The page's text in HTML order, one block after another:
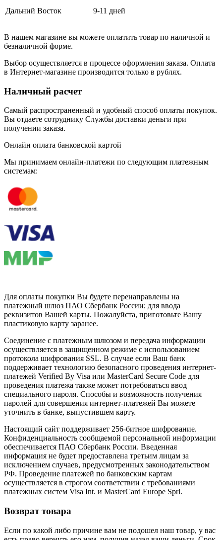
Дальний Восток 9-11 дней
В нашем магазине вы можете оплатить товар по наличной и
безналичной форме.
Выбор осуществляется в процессе оформления заказа. Оплата
в Интернет-магазине производится только в рублях.
Наличный расчет
Самый распространенный и удобный способ оплаты покупок.
Вы отдаете сотруднику Службы доставки деньги при
получении заказа.
Онлайн оплата банковской картой
Мы принимаем онлайн-платежи по cледующим платежным
системам:
Для оплаты покупки Вы будете перенаправлены на
платежный шлюз ПАО Сбербанк России; для ввода
реквизитов Вашей карты. Пожалуйста, приготовьте Вашу
пластиковую карту заранее.
Соединение с платежным шлюзом и передача информации
осуществляется в защищенном режиме с использованием
протокола шифрования SSL. В случае если Ваш банк
поддерживает технологию безопасного проведения интернет-
платежей Verified By Visa или MasterCard Secure Code для
проведения платежа также может потребоваться ввод
специального пароля. Способы и возможность получения
паролей для совершения интернет-платежей Вы можете
уточнить в банке, выпустившем карту.
Настоящий сайт поддерживает 256-битное шифрование.
Конфиденциальность сообщаемой персональной информации
обеспечивается ПАО Сбербанк России. Введенная
информация не будет предоставлена третьим лицам за
исключением случаев, предусмотренных законодательством
РФ. Проведение платежей по банковским картам
осуществляется в строгом соответствии с требованиями
платежных систем Visa Int. и MasterCard Europe Sprl.
Возврат товара
Если по какой либо причине вам не подошел наш товар, у вас